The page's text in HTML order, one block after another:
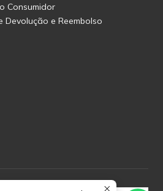
Consumidor
Devolução e Reembolso